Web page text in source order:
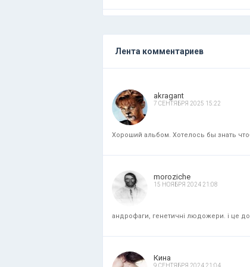
Лента комментариев
akragant
7 СЕНТЯБРЯ 2025 15:22
Хороший альбом. Хотелось бы знать
moroziche
15 НОЯБРЯ 2024 21:08
андрофаги, генетичні людожери. і це
Кина
9 СЕНТЯБРЯ 2024 21:04